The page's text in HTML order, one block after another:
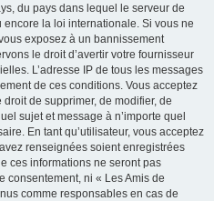
du pays dans lequel le serveur de
la loi internationale. Si vous ne
exposez à un bannissement
le droit d’avertir votre fournisseur
L’adresse IP de tous les messages
de ces conditions. Vous acceptez
de supprimer, de modifier, de
sujet et message à n’importe quel
En tant qu’utilisateur, vous acceptez
renseignées soient enregistrées
ces informations ne seront pas
consentement, ni « Les Amis de
comme responsables en cas de